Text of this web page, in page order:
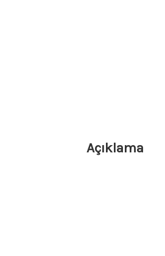
Açıklama